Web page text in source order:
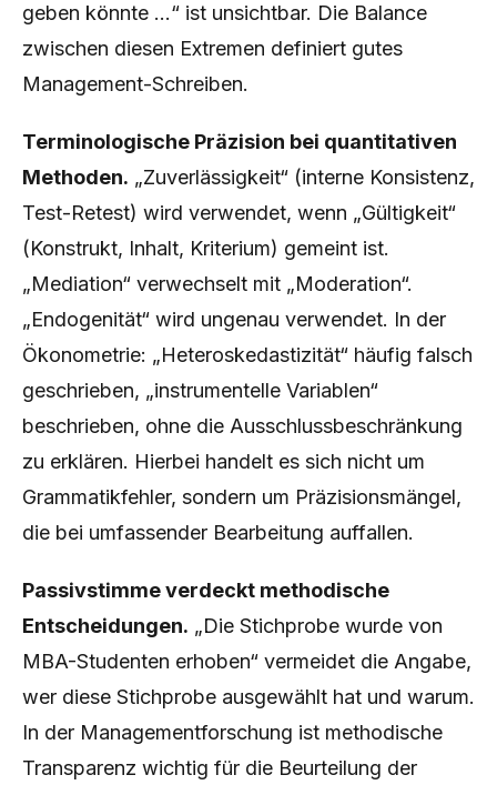
geben könnte …“ ist unsichtbar. Die Balance
zwischen diesen Extremen definiert gutes
Management-Schreiben.
Terminologische Präzision bei quantitativen
Methoden. „Zuverlässigkeit“ (interne Konsistenz,
Test-Retest) wird verwendet, wenn „Gültigkeit“
(Konstrukt, Inhalt, Kriterium) gemeint ist.
„Mediation“ verwechselt mit „Moderation“.
„Endogenität“ wird ungenau verwendet. In der
Ökonometrie: „Heteroskedastizität“ häufig falsch
geschrieben, „instrumentelle Variablen“
beschrieben, ohne die Ausschlussbeschränkung
zu erklären. Hierbei handelt es sich nicht um
Grammatikfehler, sondern um Präzisionsmängel,
die bei umfassender Bearbeitung auffallen.
Passivstimme verdeckt methodische
Entscheidungen. „Die Stichprobe wurde von
MBA-Studenten erhoben“ vermeidet die Angabe,
wer diese Stichprobe ausgewählt hat und warum.
In der Managementforschung ist methodische
Transparenz wichtig für die Beurteilung der